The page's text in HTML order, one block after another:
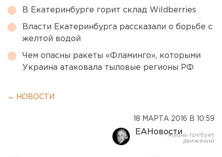
В Екатеринбурге горит склад Wildberries
Власти Екатеринбурга рассказали о борьбе с
желтой водой
Чем опасны ракеты «Фламинго», которыми
Украина атаковала тыловые регионы РФ
← НОВОСТИ
18 МАРТА 2016 В 10:59
ЕАНовости